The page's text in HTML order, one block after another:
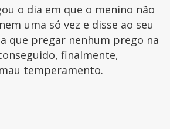
o dia em que o menino não
uma só vez e disse ao seu
que pregar nenhum prego na
finalmente,
temperamento.